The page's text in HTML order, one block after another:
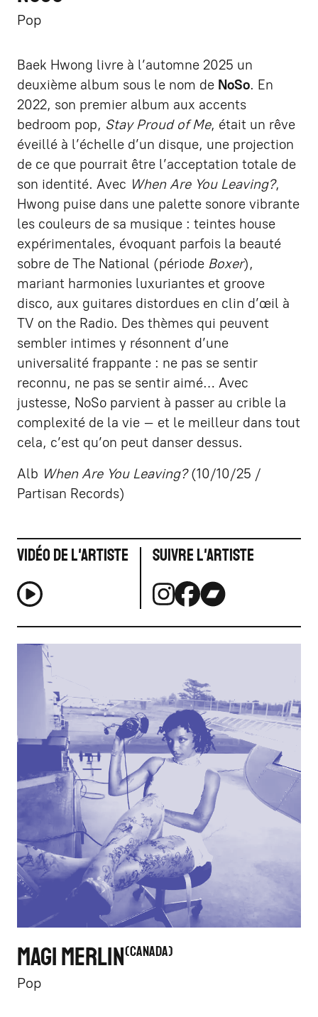
Pop
Baek Hwong livre à l’automne 2025 un
deuxième album sous le nom de NoSo. En
2022, son premier album aux accents
bedroom pop, Stay Proud of Me, était un rêve
éveillé à l’échelle d’un disque, une projection
de ce que pourrait être l’acceptation totale de
son identité. Avec When Are You Leaving?,
Hwong puise dans une palette sonore vibrante
les couleurs de sa musique : teintes house
expérimentales, évoquant parfois la beauté
sobre de The National (période Boxer),
mariant harmonies luxuriantes et groove
disco, aux guitares distordues en clin d’œil à
TV on the Radio. Des thèmes qui peuvent
sembler intimes y résonnent d’une
universalité frappante : ne pas se sentir
reconnu, ne pas se sentir aimé… Avec
justesse, NoSo parvient à passer au crible la
complexité de la vie – et le meilleur dans tout
cela, c’est qu’on peut danser dessus.
Alb When Are You Leaving?(10/10/25 /
Partisan Records)
Vidéo de l'artiste Suivre l'artiste
MAGI MERLIN CANADA
Pop